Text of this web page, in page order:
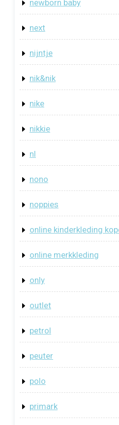
newborn baby
next
nijntje
nik&nik
nike
nikkie
nl
nono
noppies
online kinderkleding
online merkkleding
only
outlet
petrol
peuter
polo
primark